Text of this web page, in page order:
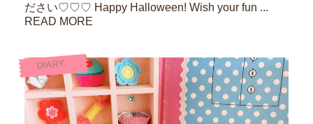
ださい♡♡♡ Happy Halloween! Wish your fun ...
READ MORE
DIARY